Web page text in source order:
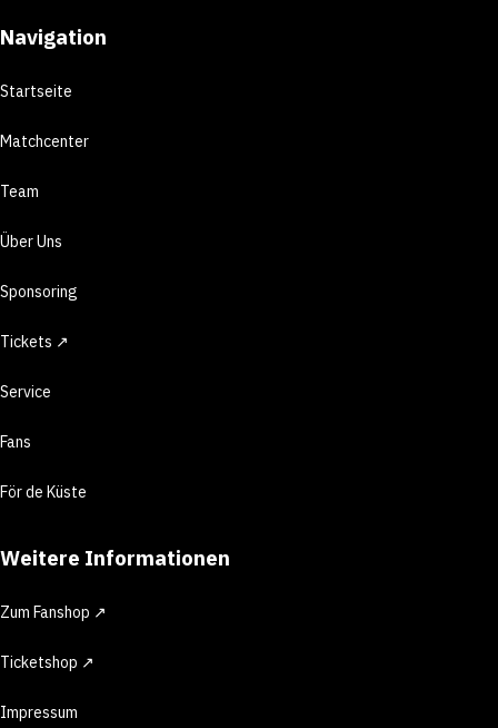
Navigation
Startseite
Matchcenter
Team
Über Uns
Sponsoring
Tickets ↗
Service
Fans
För de Küste
Weitere Informationen
Zum Fanshop ↗
Ticketshop ↗
Impressum